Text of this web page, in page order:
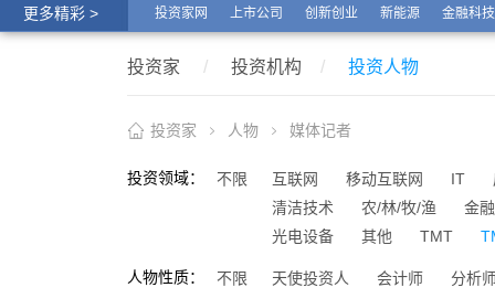
更多精彩 > 投资家网 上市公司 创新创业 新能源 金融科技
投资家 / 投资机构 / 投资人物
投资家 人物 媒体记者
投资领域： 不限 互联网 移动互联网 IT
清洁技术
农/林/牧/渔
金融
光电设备
其他 TMT
人物性质： 不限 天使投资人 会计师 分析